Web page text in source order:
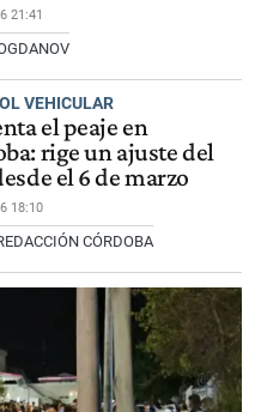
21:41
VEHICULAR
el peaje en
rige un ajuste del
el 6 de marzo
18:10
CÓRDOBA